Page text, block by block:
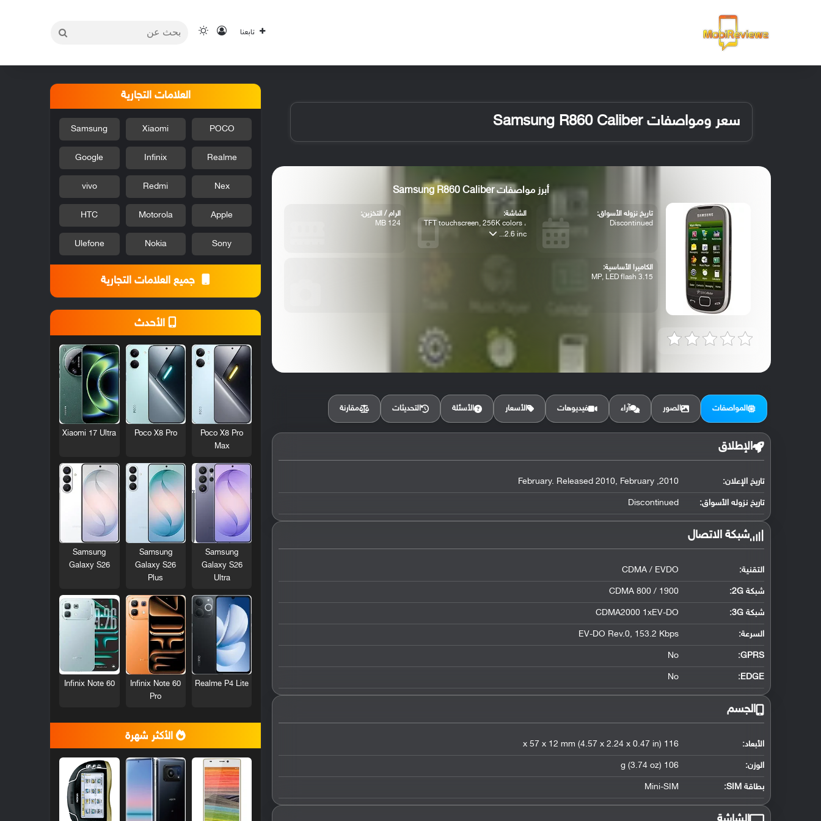
تابعنا تسجيل الدخول
الوضع المظلم
سعر ومواصفات Samsung R860 Caliber
أبرز مواصفات Samsung R860 Caliber
تاريخ نزوله الأسواق:
Discontinued
الشاشة:
TFT touchscreen, 256K colors ،
2.6 inc...
الرام / التخزين:
124 MB
الكاميرا الأساسية:
3.15 MP, LED flash
المواصفات الصور آراء فيديوهات الأسعار الأسئلة التحديثات مقارنة
الإطلاق
تاريخ الإعلان: 2010, February. Released 2010, February
تاريخ نزوله الأسواق: Discontinued
شبكة الاتصال
التقنية: CDMA / EVDO
شبكة 2G: CDMA 800 / 1900
شبكة 3G :
CDMA2000 1xEV-DO
السرعة: EV-DO Rev.0, 153.2 Kbps
GPRS:
No
EDGE:
No
الجسم
الأبعاد: 116 x 57 x 12 mm (4.57 x 2.24 x 0.47 in)
الوزن: 106 g (3.74 oz)
بطاقة SIM: Mini-SIM
العلامات التجارية
POCO
Xiaomi
Samsung
Realme
Infinix
Google
Nex
Redmi
vivo
Apple
Motorola
HTC
Sony
Nokia
Ulefone
جميع العلامات التجارية
الأحدث
Poco X8 Pro
Max
Poco X8 Pro
Xiaomi 17 Ultra
Samsung
Galaxy S26
Ultra
Samsung
Galaxy S26
Plus
Samsung
Galaxy S26
Realme P4 Lite
Infinix Note 60
Pro
Infinix Note 60
الأكثر شهرة